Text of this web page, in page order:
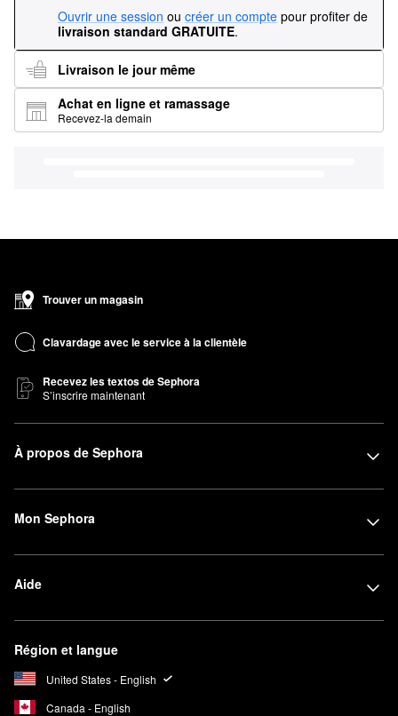
Ouvrir une session ou créer un compte pour profiter de
livraison standard GRATUITE.
Livraison le jour même
Achat en ligne et ramassage
Recevez-la demain
Trouver un magasin
Clavardage avec le service à la clientèle
Recevez les textos de Sephora
S’inscrire maintenant
À propos de Sephora
Mon Sephora
Aide
Région et langue
United States - English
Canada - English